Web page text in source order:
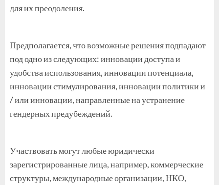
для их преодоления.
Предполагается, что возможные решения подпадают
под одно из следующих: инновации доступа и
удобства использования, инновации потенциала,
инновации стимулирования, инновации политики и
/ или инновации, направленные на устранение
гендерных предубеждений.
Участвовать могут любые юридически
зарегистрированные лица, например, коммерческие
структуры, международные организации, НКО,